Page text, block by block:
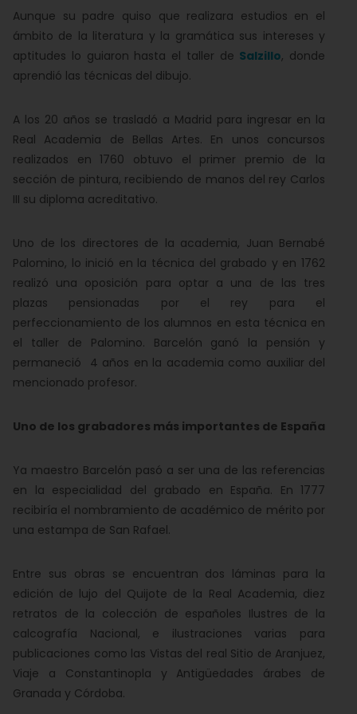
Aunque su padre quiso que realizara estudios en el
ámbito de la literatura y la gramática sus intereses y
aptitudes lo guiaron hasta el taller de Salzillo, donde
aprendió las técnicas del dibujo.
A los 20 años se trasladó a Madrid para ingresar en la
Real Academia de Bellas Artes. En unos concursos
realizados en 1760 obtuvo el primer premio de la
sección de pintura, recibiendo de manos del rey Carlos
III su diploma acreditativo.
Uno de los directores de la academia, Juan Bernabé
Palomino, lo inició en la técnica del grabado y en 1762
realizó una oposición para optar a una de las tres
plazas pensionadas por el rey para el
perfeccionamiento de los alumnos en esta técnica en
el taller de Palomino. Barcelón ganó la pensión y
permaneció 4 años en la academia como auxiliar del
mencionado profesor.
Uno de los grabadores más importantes de España
Ya maestro Barcelón pasó a ser una de las referencias
en la especialidad del grabado en España. En 1777
recibiría el nombramiento de académico de mérito por
una estampa de San Rafael.
Entre sus obras se encuentran dos láminas para la
edición de lujo del Quijote de la Real Academia, diez
retratos de la colección de españoles Ilustres de la
calcografía Nacional, e ilustraciones varias para
publicaciones como las Vistas del real Sitio de Aranjuez,
Viaje a Constantinopla y Antigüedades árabes de
Granada y Córdoba.